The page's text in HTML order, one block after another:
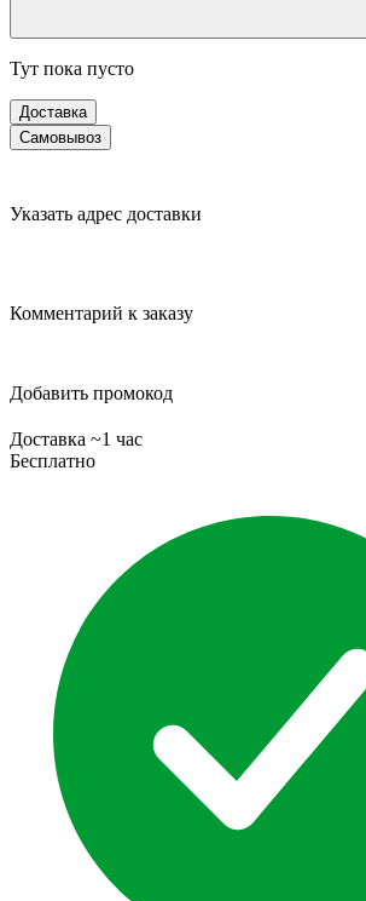
Тут пока пусто
Доставка
Самовывоз
Указать адрес доставки
Комментарий к заказу
Добавить промокод
Доставка ~1 час
Бесплатно